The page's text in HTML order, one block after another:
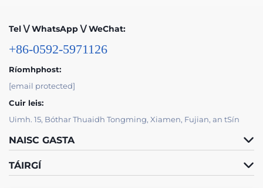
Tel \/ WhatsApp \/ WeChat:
+86-0592-5971126
Ríomhphost:
[email protected]
Cuir leis:
Uimh. 15, Bóthar Thuaidh Tongming, Xiamen, Fujian, an tSín
NAISC GASTA
TÁIRGÍ